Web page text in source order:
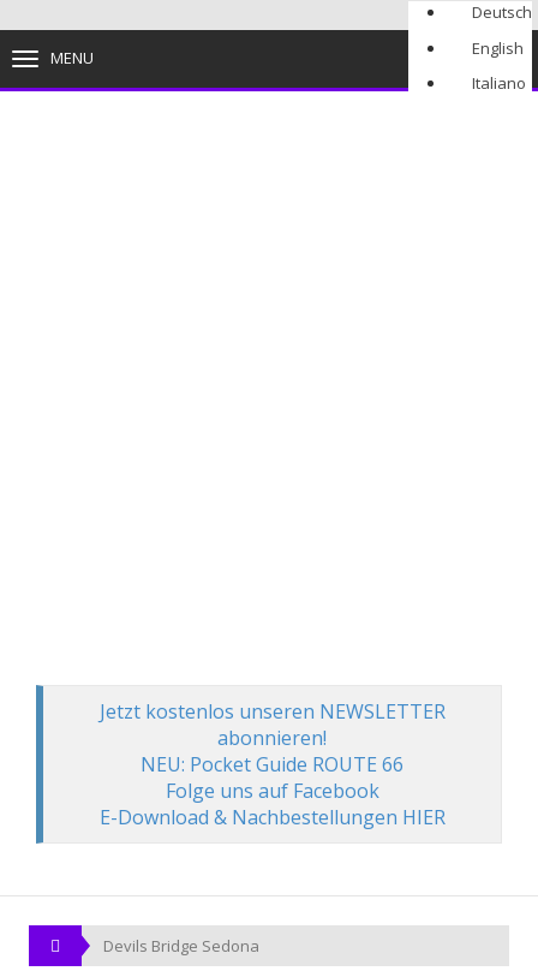
Deutsch
English
Italiano
MENU
Jetzt kostenlos unseren NEWSLETTER
abonnieren!
NEU: Pocket Guide ROUTE 66
Folge uns auf Facebook
E-Download & Nachbestellungen HIER
Devils Bridge Sedona